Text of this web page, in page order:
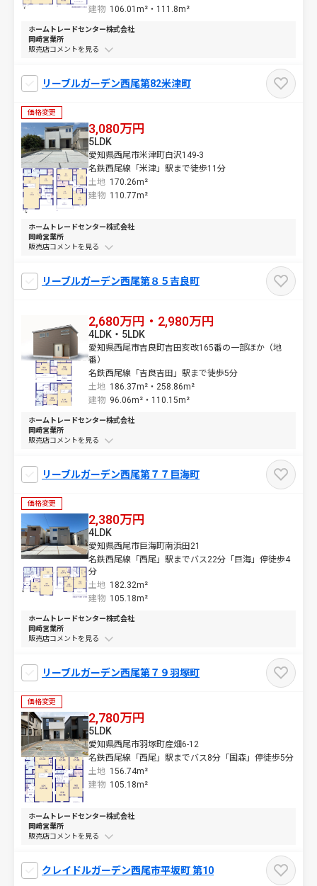
建物 106.01m²・ 111.8m²
ホームトレードセンター株式会社
岡崎営業所
販売店コメントを
リーブルガーデン西尾第82米津町
価格変更
3,080万円
愛知県西尾市米津町白沢149-3
名鉄西尾線「米津」駅まで徒歩11分
土地 170.26m²
5LDK
建物 110.77m²
ホームトレードセンター株式会社
岡崎営業所
販売店コメントを
リーブルガーデン西尾第８５吉良町
2,680万円・2,980万円
愛知県西尾市吉良町吉田亥改165番の一部ほか（地
番）
名鉄西尾線「吉良吉田」駅まで徒歩5分
土地 186.37m²・ 258.86m²
4LDK・5LDK
建物 96.06m²・ 110.15m²
ホームトレードセンター株式会社
岡崎営業所
販売店コメントを
リーブルガーデン西尾第７７巨海町
価格変更
2,380万円
愛知県西尾市巨海町南浜田21
名鉄西尾線「西尾」駅までバス22分「巨海」停徒歩4
分
土地 182.32m²
4LDK
建物 105.18m²
ホームトレードセンター株式会社
岡崎営業所
販売店コメントを
リーブルガーデン西尾第７９羽塚町
価格変更
2,780万円
愛知県西尾市羽塚町産畑6-12
名鉄西尾線「西尾」駅までバス8分「国森」停徒歩5分
土地 156.74m²
5LDK
建物 105.18m²
ホームトレードセンター株式会社
岡崎営業所
販売店コメントを
クレイドルガーデン西尾市平坂町 第10